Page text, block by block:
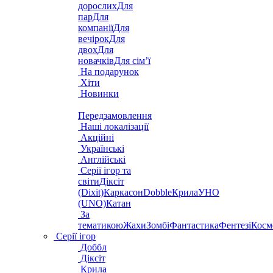
дорослихДля
парДля
компаніїДля
вечірокДля
двохДля
новачківДля сім’ї
На подарунок
Хіти
Новинки
Передзамовлення
Наші локалізації
Акційні
Українські
Англійські
Серії ігор та
світиДіксіт
(Dixit)КаркасонDobbleКрилаУНО
(UNO)Катан
За
тематикоюЖахиЗомбіФантастикаФентезі
Серії ігор
Доббл
Діксіт
Крила